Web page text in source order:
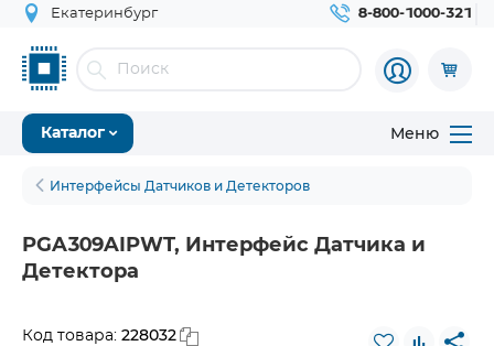
Екатеринбург 8-800-1000-321
Каталог Меню
Интерфейсы Датчиков и Детекторов
PGA309AIPWT, Интерфейс Датчика и
Детектора
Код товара: 228032